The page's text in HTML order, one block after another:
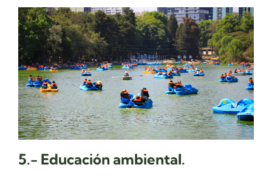
5.- Educación ambiental.